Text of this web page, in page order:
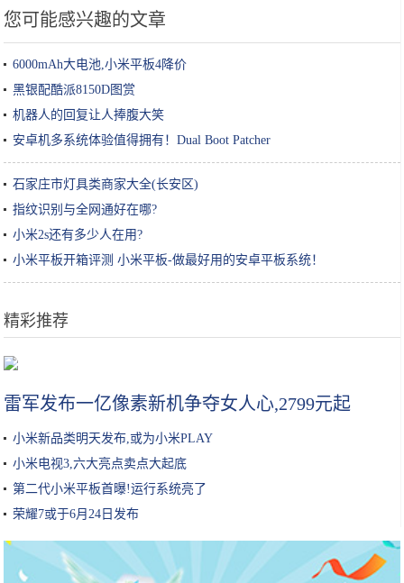
您可能感兴趣的文章
6000mAh大电池,小米平板4降价
黑银配酷派8150D图赏
机器人的回复让人捧腹大笑
安卓机多系统体验值得拥有！Dual Boot Patcher
石家庄市灯具类商家大全(长安区)
指纹识别与全网通好在哪?
小米2s还有多少人在用?
小米平板开箱评测 小米平板-做最好用的安卓平板系统！
精彩推荐
为什么汽车厂家不用不锈钢来造车？保时捷：造过一次就再也不想造
雷军发布一亿像素新机争夺女人心,2799元起
小米新品类明天发布,或为小米PLAY
小米电视3,六大亮点卖点大起底
第二代小米平板首曝!运行系统亮了
荣耀7或于6月24日发布